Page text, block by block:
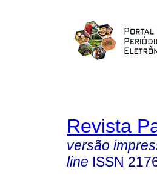
Revista
versão
line ISSN